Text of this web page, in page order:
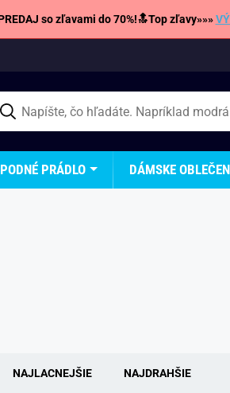
so zľavami do 70%!🔝Top zľavy»»»
PRÁDLO DÁMSKE
NAJLACNEJŠIE NAJDRAHŠIE